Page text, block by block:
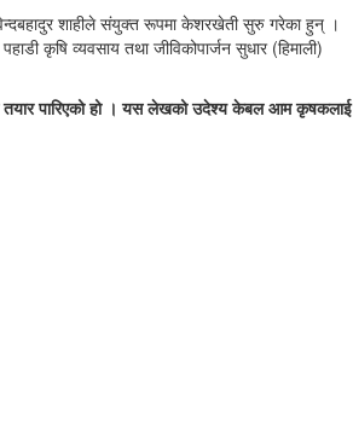
शाहीले संयुक्त रूपमा केशरखेती सुरु गरेका हुन् ।
कृषि व्यवसाय तथा जीविकोपार्जन सुधार (हिमाली)
तयार पारिएको हो । यस लेखको उदेश्य केबल आम कृषकलाई